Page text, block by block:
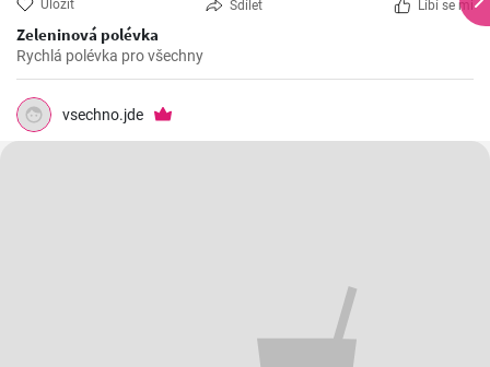
Uložit Sdílet Líbí se mi
Zeleninová polévka
Rychlá polévka pro všechny
vsechno.jde